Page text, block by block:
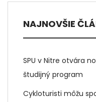
NAJNOVŠIE
SPU v Nitre otvára
študijný program
Cykloturisti môžu